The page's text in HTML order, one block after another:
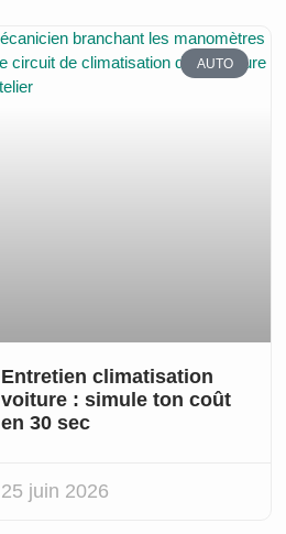
AUTO
Entretien climatisation
voiture : simule ton coût
en 30 sec
25 juin 2026